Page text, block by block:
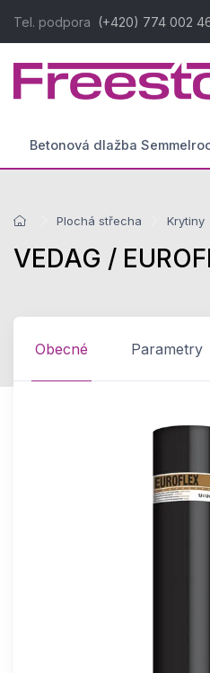
Tel. podpora (+420) 774 002
Betonová dlažba
Plochá střecha Krytiny
VEDAG /
Obecné Parametry